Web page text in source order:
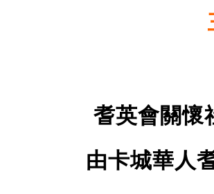
耆英會關懷
由卡城華人